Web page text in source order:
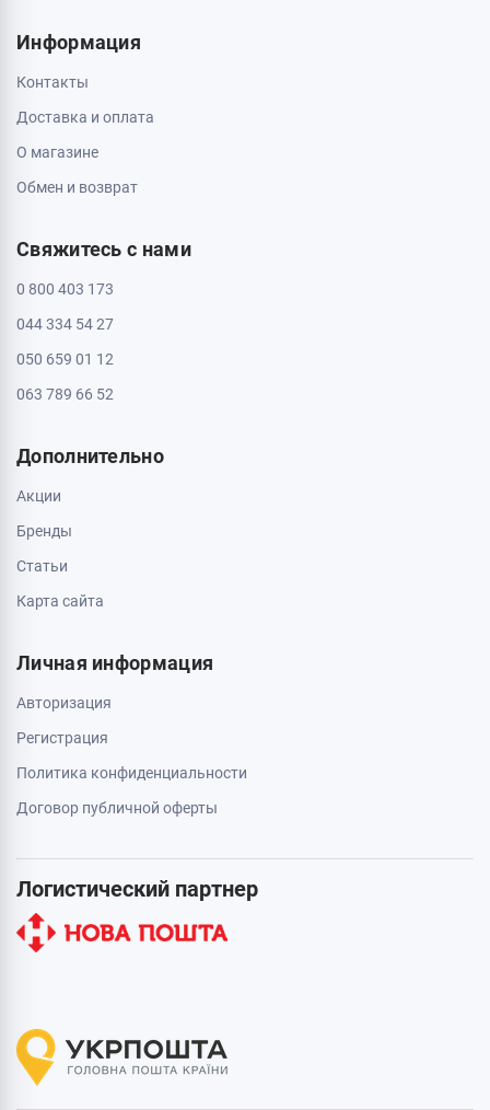
Информация
Контакты
Доставка и оплата
О магазине
Обмен и возврат
Свяжитесь с нами
0 800 403 173
044 334 54 27
050 659 01 12
063 789 66 52
Дополнительно
Акции
Бренды
Статьи
Карта сайта
Личная информация
Авторизация
Регистрация
Политика конфиденциальности
Договор публичной оферты
Логистический партнер